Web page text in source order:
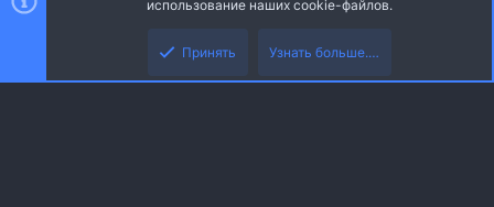
Обратная связь
Условия и правила
Политика конфиденциальности
Верх
использование наших cookie-файлов.
Принять Узнать больше.…